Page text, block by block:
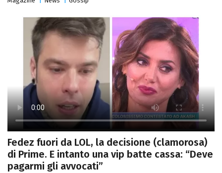
Fedez fuori da LOL, la decisione (clamorosa)
di Prime. E intanto una vip batte cassa: “Deve
pagarmi gli avvocati”